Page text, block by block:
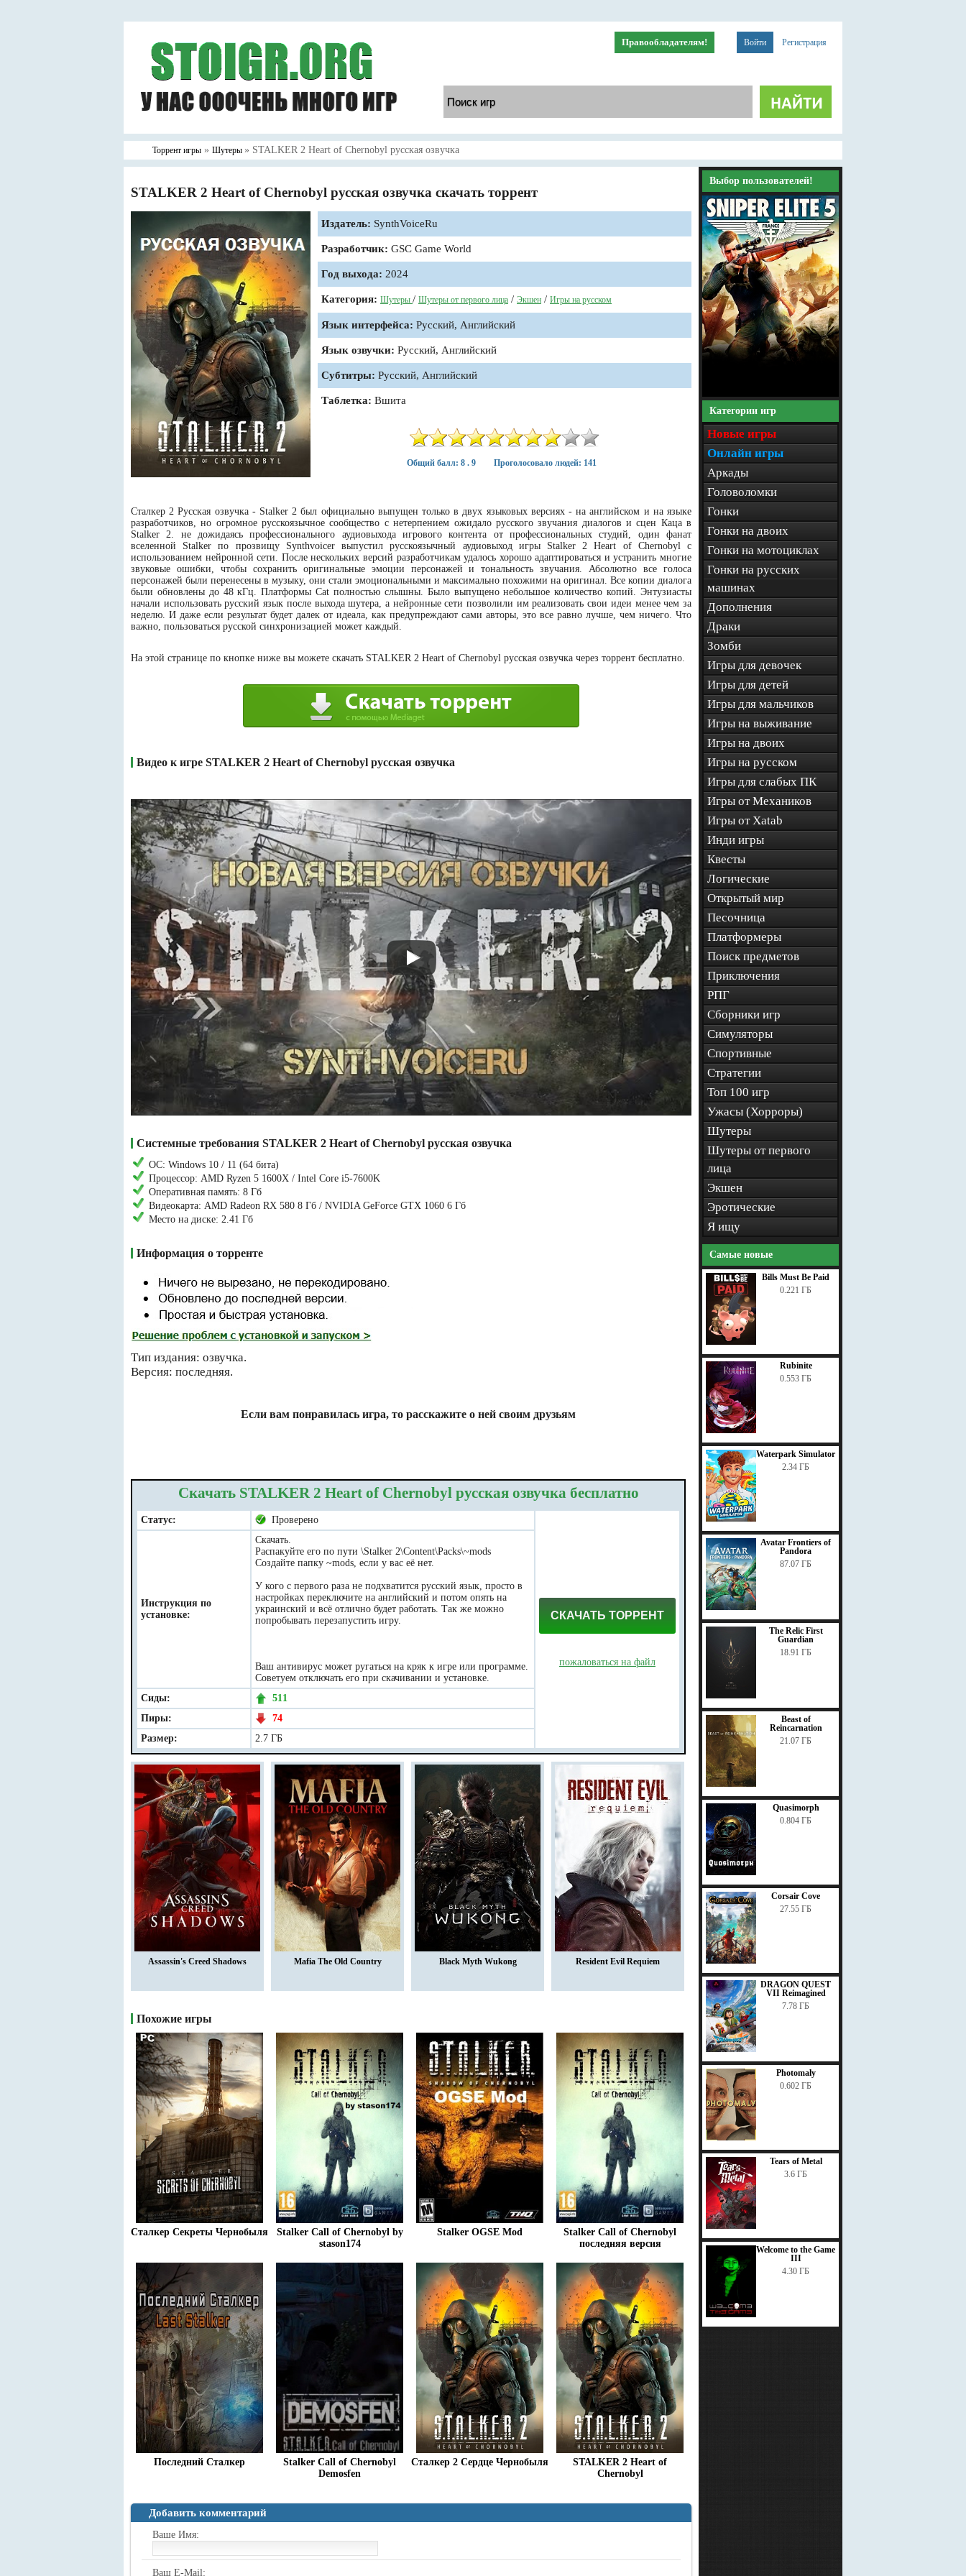
Войти Регистрация
Правообладателям!
Торрент игры » Шутеры » STALKER 2 Heart of Chernobyl русская озвучка
STALKER 2 Heart of Chernobyl русская озвучка скачать торрент
Издатель: SynthVoiceRu
Разработчик: GSC Game World
Год выхода: 2024
Категория: Шутеры / Шутеры от первого лица / Экшен / Игры на русском
Язык интерфейса: Русский, Английский
Язык озвучки: Русский, Английский
Субтитры: Русский, Английский
Таблетка: Вшита
Общий балл: 8 . 9 Проголосовало людей: 141
Сталкер 2 Русская озвучка - Stalker 2 был официально выпущен только в двух языковых версиях - на английском и на языке
разработчиков, но огромное русскоязычное сообщество с нетерпением ожидало русского звучания диалогов и сцен Каца в
Stalker 2. не дожидаясь профессионального аудиовыхода игрового контента от профессиональных студий, один фанат
вселенной Stalker по прозвищу Synthvoicer выпустил русскоязычный аудиовыход игры Stalker 2 Heart of Chernobyl с
использованием нейронной сети. После нескольких версий разработчикам удалось хорошо адаптироваться и устранить многие
звуковые ошибки, чтобы сохранить оригинальные эмоции персонажей и тональность звучания. Абсолютно все голоса
персонажей были перенесены в музыку, они стали эмоциональными и максимально похожими на оригинал. Все копии диалога
были обновлены до 48 кГц. Платформы Cat полностью слышны. Было выпущено небольшое количество копий. Энтузиасты
начали использовать русский язык после выхода шутера, а нейронные сети позволили им реализовать свои идеи менее чем за
неделю. И даже если результат будет далек от идеала, как предупреждают сами авторы, это все равно лучше, чем ничего. Что
важно, пользоваться русской синхронизацией может каждый.
На этой странице по кнопке ниже вы можете скачать STALKER 2 Heart of Chernobyl русская озвучка через торрент бесплатно.
Видео к игре STALKER 2 Heart of Chernobyl русская озвучка
Системные требования STALKER 2 Heart of Chernobyl русская озвучка
ОС: Windows 10 / 11 (64 бита)
Процессор: AMD Ryzen 5 1600X / Intel Core i5-7600K
Оперативная память: 8 Гб
Видеокарта: AMD Radeon RX 580 8 Гб / NVIDIA GeForce GTX 1060 6 Гб
Место на диске: 2.41 Гб
Информация о торренте
Тип издания: озвучка.
Версия: последняя.
Если вам понравилась игра, то расскажите о ней своим друзьям
Скачать STALKER 2 Heart of Chernobyl русская озвучка бесплатно
Статус: Проверено
СКАЧАТЬ ТОРРЕНТ
пожаловаться на файл
Инструкция по
установке:
Скачать.
Распакуйте его по пути \Stalker 2\Content\Packs\~mods
Создайте папку ~mods, если у вас её нет.
У кого с первого раза не подхватится русский язык, просто в
настройках переключите на английский и потом опять на
украинский и всё отлично будет работать. Так же можно
попробывать перезапустить игру.
Ваш антивирус может ругаться на кряк к игре или программе.
Советуем отключать его при скачивании и установке.
Сиды:
511
Пиры:
74
Размер:
2.7 ГБ
Assassin's Creed Shadows Mafia The Old Country Black Myth Wukong Resident Evil Requiem
Похожие игры
Сталкер Секреты Чернобыля
Stalker Call of Chernobyl by
stason174
Stalker OGSE Mod
Stalker Call of Chernobyl
последняя версия
Последний Сталкер
Stalker Call of Chernobyl
Demosfen
Сталкер 2 Сердце Чернобыля
STALKER 2 Heart of
Chernobyl
Добавить комментарий
Ваше Имя:
Ваш E-Mail:
Выбор пользователей!
Категории игр
Новые игры
Онлайн игры
Аркады
Головоломки
Гонки
Гонки на двоих
Гонки на мотоциклах
Гонки на русских
машинах
Дополнения
Драки
Зомби
Игры для девочек
Игры для детей
Игры для мальчиков
Игры на выживание
Игры на двоих
Игры на русском
Игры для слабых ПК
Игры от Механиков
Игры от Xatab
Инди игры
Квесты
Логические
Открытый мир
Песочница
Платформеры
Поиск предметов
Приключения
РПГ
Сборники игр
Симуляторы
Спортивные
Стратегии
Топ 100 игр
Ужасы (Хорроры)
Шутеры
Шутеры от первого
лица
Экшен
Эротические
Я ищу
Самые новые
Bills Must Be Paid
0.221 ГБ
Rubinite
0.553 ГБ
Waterpark Simulator
2.34 ГБ
Avatar Frontiers of
Pandora
87.07 ГБ
The Relic First
Guardian
18.91 ГБ
Beast of
Reincarnation
21.07 ГБ
Quasimorph
0.804 ГБ
Corsair Cove
27.55 ГБ
DRAGON QUEST
VII Reimagined
7.78 ГБ
Photomaly
0.602 ГБ
Tears of Metal
3.6 ГБ
Welcome to the Game
III
4.30 ГБ